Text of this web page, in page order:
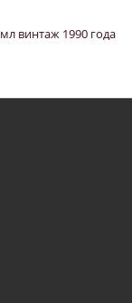
винтаж 1990 года